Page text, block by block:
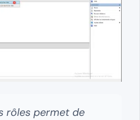
rôles permet de